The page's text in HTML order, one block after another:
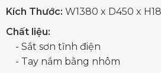
Kích Thước: W1380 x D450 x
Chất liệu:
- Sắt sơn tĩnh điện
- Tay nắm bằng nhôm